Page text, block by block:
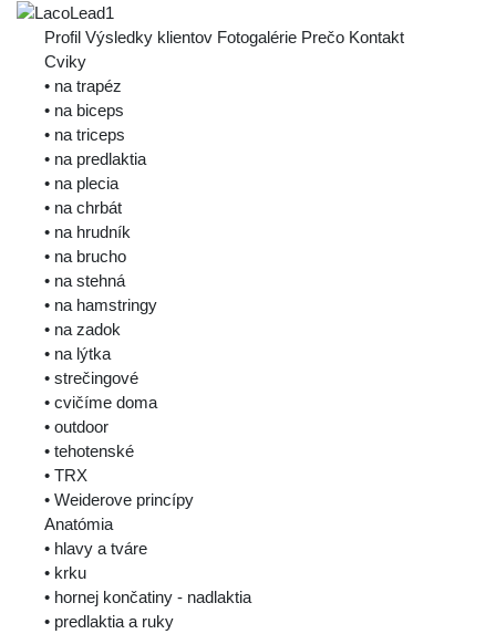
Profil Výsledky klientov Fotogalérie Prečo Kontakt
Cviky
• na trapéz
• na biceps
• na triceps
• na predlaktia
• na plecia
• na chrbát
• na hrudník
• na brucho
• na stehná
• na hamstringy
• na zadok
• na lýtka
• strečingové
• cvičíme doma
• outdoor
• tehotenské
• TRX
• Weiderove princípy
Anatómia
• hlavy a tváre
• krku
• hornej končatiny - nadlaktia
• predlaktia a ruky